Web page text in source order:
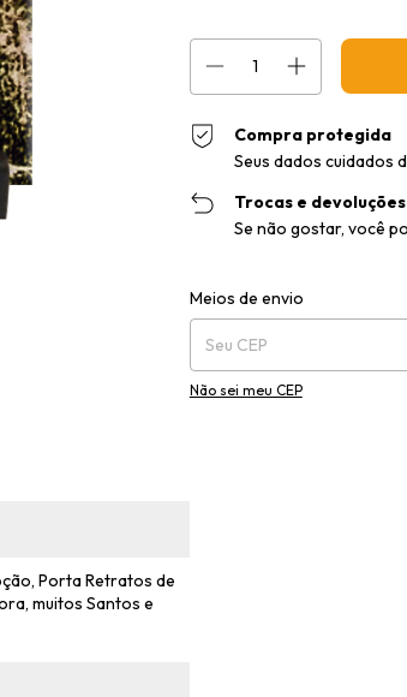
Compra protegida
Seus dados cuidados
Trocas e devoluções
Se não gostar, você
Entregas para o CEP:
Meios de envio
Não sei meu CEP
Porta Retratos de
muitos Santos e